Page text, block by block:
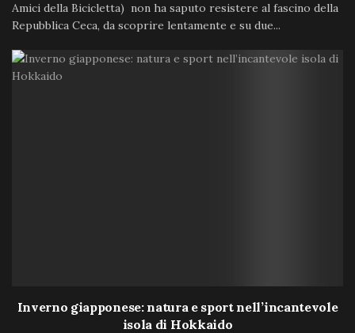
Amici della Bicicletta) non ha saputo resistere al fascino della
Repubblica Ceca, da scoprire lentamente e su due...
Inverno giapponese: natura e sport nell’incantevole
isola di Hokkaido